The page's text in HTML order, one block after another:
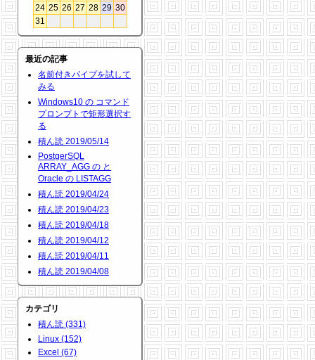
24 25 26 27 28 29 30
31
最近の記事
名前付きパイプを試して
みる
Windows10 の コマンド
プロンプトで矩形選択す
る
積ん読 2019/05/14
PostgerSQL
ARRAY_AGG の と
Oracle の LISTAGG
積ん読 2019/04/24
積ん読 2019/04/23
積ん読 2019/04/18
積ん読 2019/04/12
積ん読 2019/04/11
積ん読 2019/04/08
カテゴリ
積ん読 (331)
Linux (152)
Excel (67)